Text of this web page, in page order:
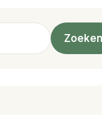
Zoeken